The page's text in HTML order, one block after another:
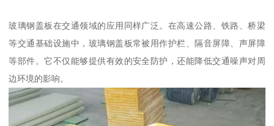
玻璃钢盖板在交通领域的应用同样广泛。在高速公路、铁路、桥梁
等交通基础设施中，玻璃钢盖板常被用作护栏、隔音屏障、声屏障
等部件。它不仅能够提供有效的安全防护，还能降低交通噪声对周
边环境的影响。